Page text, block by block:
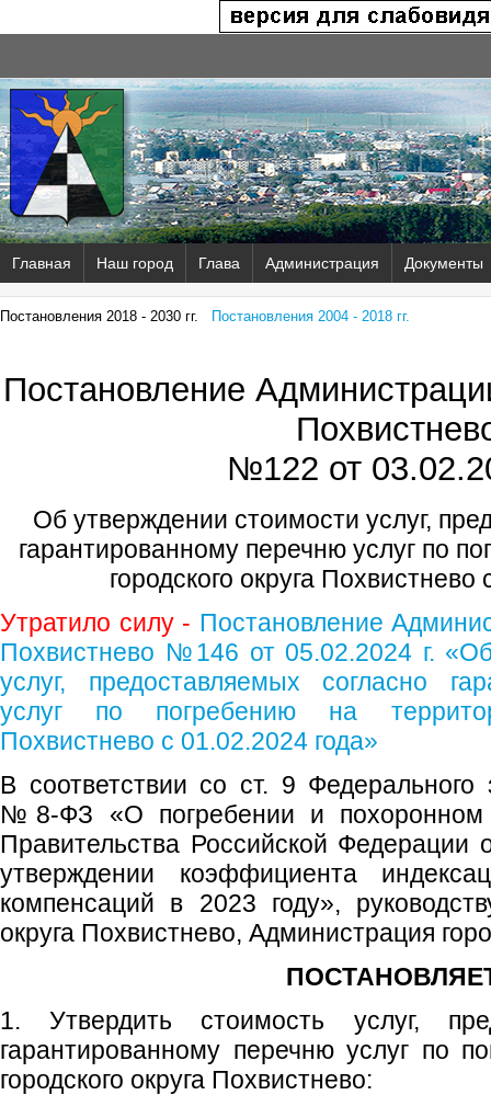
Главная Наш город Глава Администрация Документы
Постановления 2018 - 2030 гг. Постановления 2004 - 2018 гг.
Постановление
№122 от
Об утверждении стоимости услуг,
гарантированному перечню услуг по
городского округа Похвистнево
Утратило силу - Постановление
Похвистнево №146 от 05.02.2024 г.
услуг, предоставляемых согласно
услуг по погребению на
Похвистнево с 01.02.2024 года»
В соответствии со ст. 9
№8-ФЗ «О погребении и похоронном
Правительства Российской
утверждении коэффициента
компенсаций в 2023 году»,
округа Похвистнево, Администрация
1. Утвердить стоимость услуг,
гарантированному перечню услуг по
городского округа Похвистнево: